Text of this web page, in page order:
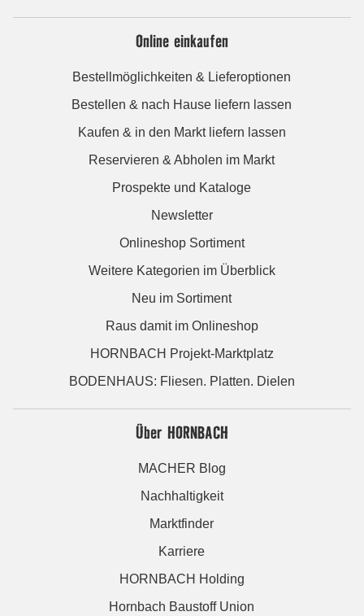
Online einkaufen
Bestellmöglichkeiten & Lieferoptionen
Bestellen & nach Hause liefern lassen
Kaufen & in den Markt liefern lassen
Reservieren & Abholen im Markt
Prospekte und Kataloge
Newsletter
Onlineshop Sortiment
Weitere Kategorien im Überblick
Neu im Sortiment
Raus damit im Onlineshop
HORNBACH Projekt-Marktplatz
BODENHAUS: Fliesen. Platten. Dielen
Über HORNBACH
MACHER Blog
Nachhaltigkeit
Marktfinder
Karriere
HORNBACH Holding
Hornbach Baustoff Union